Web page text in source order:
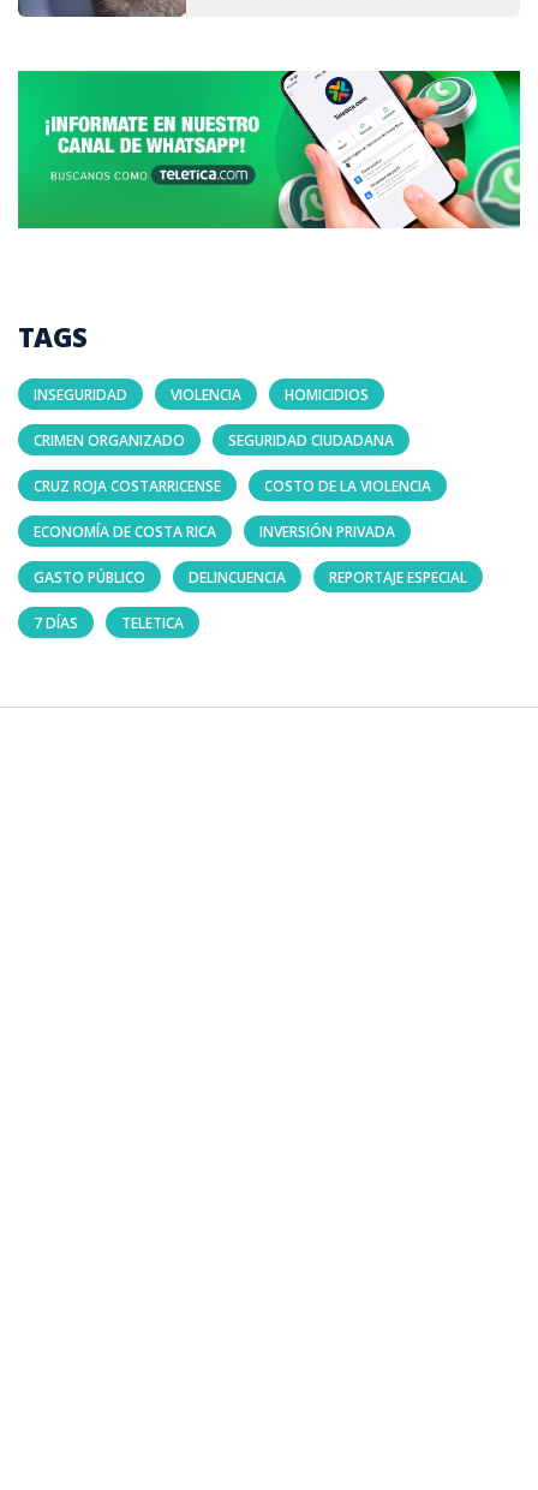
TAGS
INSEGURIDAD VIOLENCIA HOMICIDIOS
CRIMEN ORGANIZADO SEGURIDAD CIUDADANA
CRUZ ROJA COSTARRICENSE COSTO DE LA VIOLENCIA
ECONOMÍA DE COSTA RICA INVERSIÓN PRIVADA
GASTO PÚBLICO DELINCUENCIA REPORTAJE ESPECIAL
7 DÍAS TELETICA